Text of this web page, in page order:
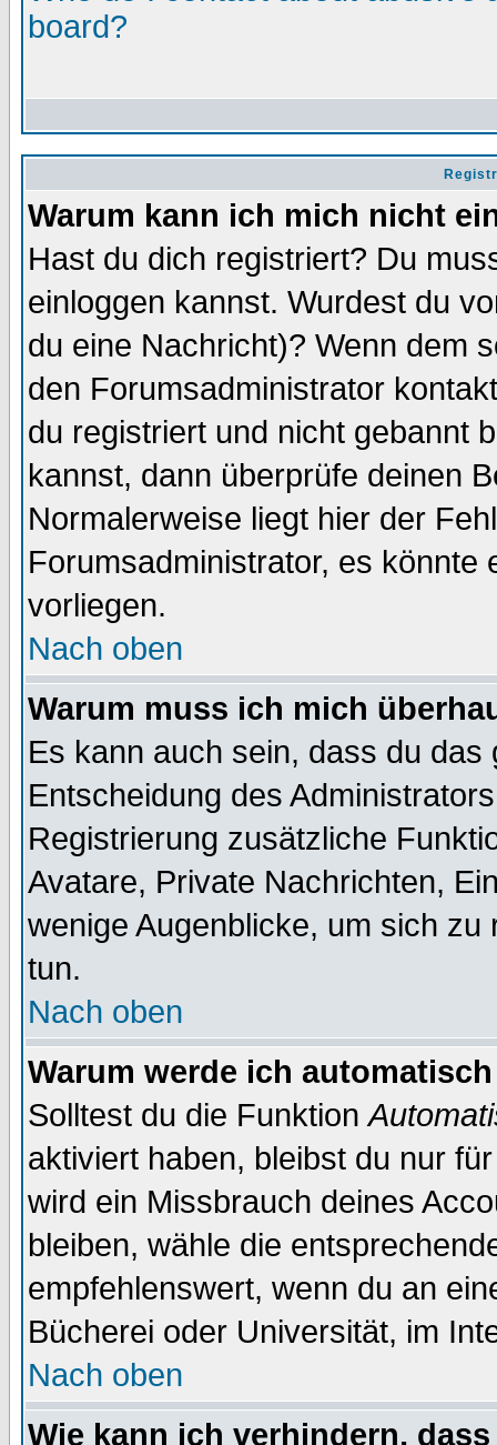
board?
Warum kann ich mich nicht
Hast du dich registriert? Du
einloggen kannst. Wurdest du
du eine Nachricht)? Wenn dem
den Forumsadministrator
du registriert und nicht gebannt
kannst, dann überprüfe deinen
Normalerweise liegt hier der
Forumsadministrator, es könnte
vorliegen.
Nach oben
Warum muss ich mich
Es kann auch sein, dass du
Entscheidung des
Registrierung zusätzliche
Avatare, Private Nachrichten,
wenige Augenblicke, um sich
tun.
Nach oben
Warum werde ich
Solltest du die Funktion
aktiviert haben, bleibst du nur
wird ein Missbrauch deines
bleiben, wähle die
empfehlenswert, wenn du an
Bücherei oder Universität, im
Nach oben
Wie kann ich verhindern,